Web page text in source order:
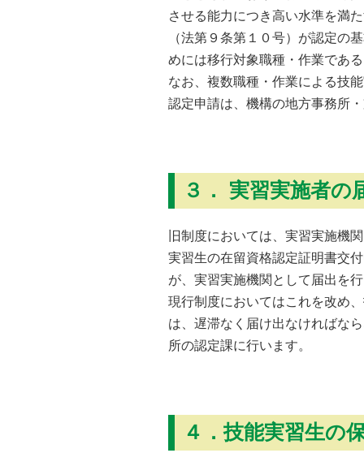
させる能力につき高い水準を満
（法第９条第１０号）が認定の
めには移行対象職種・作業であ
なお、複数職種・作業による技
認定申請は、機構の地方事務所
３． 実習実施者の
旧制度においては、実習実施機
実習生の在留資格認定証明書交
が、実習実施機関として届出を
現行制度においてはこれを改め
は、遅滞なく届け出なければな
所の認定課に行います。
４．技能実習生の